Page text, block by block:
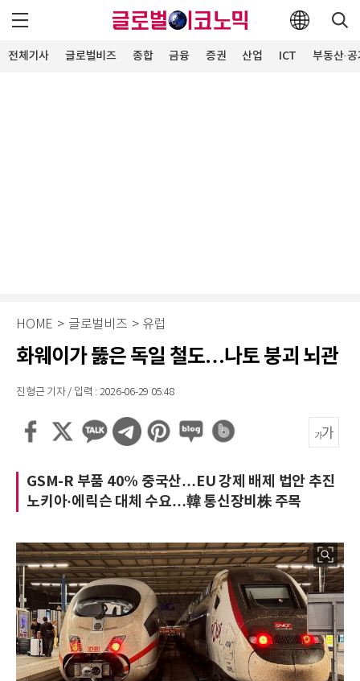
전체기사 글로벌비즈 종합 금융 증권 산업 ICT 부동산·
HOME > 글로벌비즈 > 유럽
화웨이가 뚫은 독일 철도…나토 붕괴 뇌관
진형근 기자 / 입력 : 2026-06-29 05:48
GSM-R 부품 40% 중국산…EU 강제 배제 법안 추진
노키아·에릭슨 대체 수요…韓 통신장비株 주목